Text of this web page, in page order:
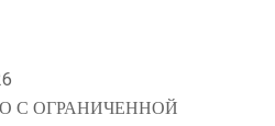
С ОГРАНИЧЕННОЙ